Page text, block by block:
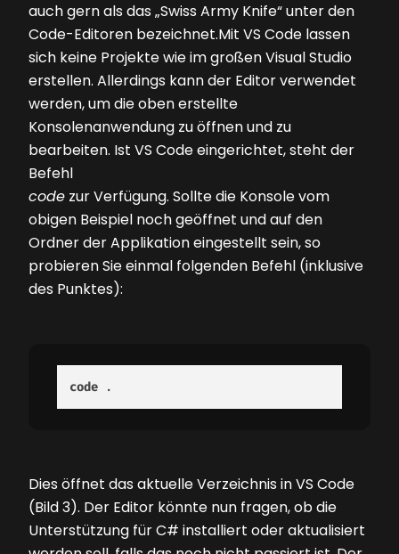
auch gern als das „Swiss Army Knife“ unter den
Code-Editoren bezeichnet.Mit VS Code lassen
sich keine Projekte wie im großen Visual Studio
erstellen. Allerdings kann der Editor verwendet
werden, um die oben erstellte
Konsolenanwendung zu öffnen und zu
bearbeiten. Ist VS Code eingerichtet, steht der
Befehl
code zur Verfügung. Sollte die Konsole vom
obigen Beispiel noch geöffnet und auf den
Ordner der Applikation eingestellt sein, so
probieren Sie einmal folgenden Befehl (inklusive
des Punktes):
code .
Dies öffnet das aktuelle Verzeichnis in VS Code
(Bild 3). Der Editor könnte nun fragen, ob die
Unterstützung für C# installiert oder aktualisiert